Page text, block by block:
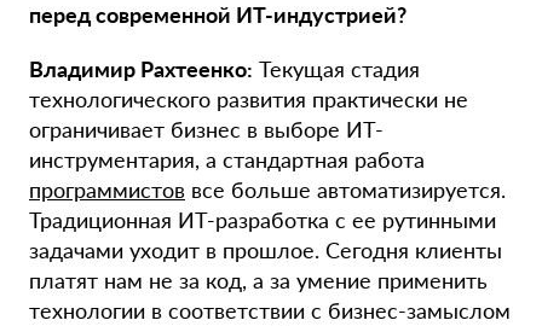
перед современной ИТ-индустрией?
Владимир Рахтеенко: Текущая стадия
технологического развития практически не
ограничивает бизнес в выборе ИТ-
инструментария, а стандартная работа
программистов все больше автоматизируется.
Традиционная ИТ-разработка с ее рутинными
задачами уходит в прошлое. Сегодня клиенты
платят нам не за код, а за умение применить
технологии в соответствии с бизнес-замыслом